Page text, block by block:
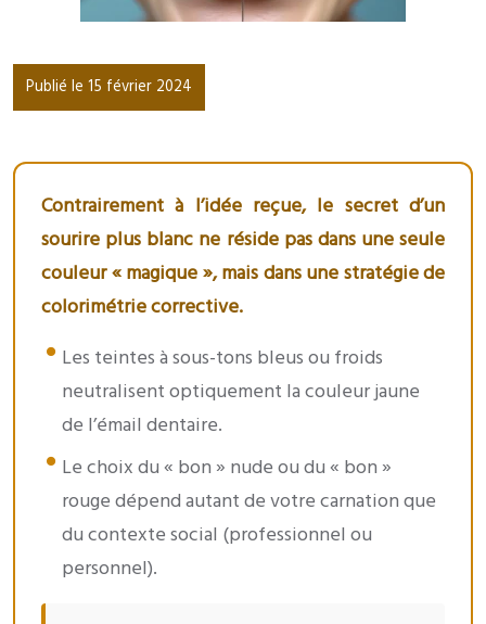
Publié le 15 février 2024
Contrairement à l’idée reçue, le secret d’un
sourire plus blanc ne réside pas dans une seule
couleur « magique », mais dans une stratégie de
colorimétrie corrective.
Les teintes à sous-tons bleus ou froids
neutralisent optiquement la couleur jaune
de l’émail dentaire.
Le choix du « bon » nude ou du « bon »
rouge dépend autant de votre carnation que
du contexte social (professionnel ou
personnel).